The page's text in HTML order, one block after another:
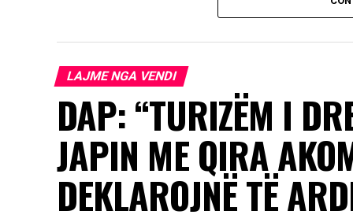
Për këtë arsye, për herë të parë është
paraparë me Aktin e Gjykatës, i cili
LAJME NGA VENDI
DAP: “TURIZËM I
JAPIN ME QIRA
DEKLAROJNË TË